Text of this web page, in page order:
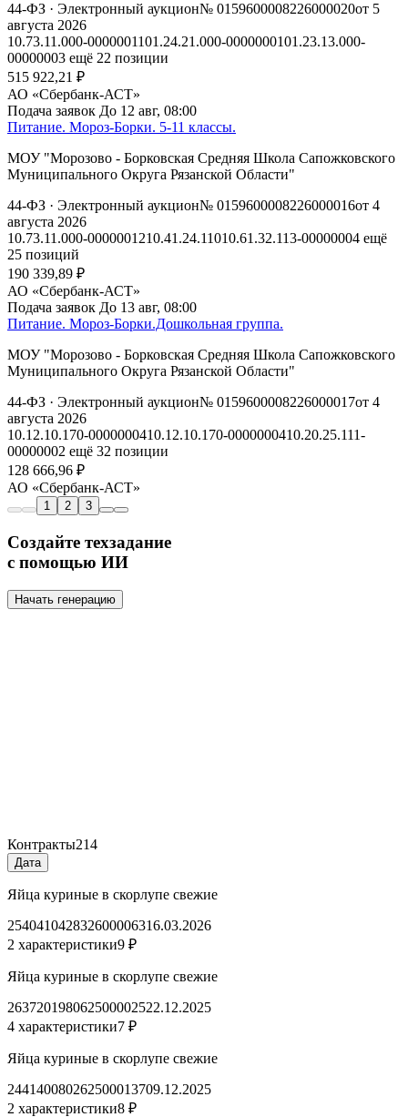
44-ФЗ · Электронный аукцион№ 0159600008226000020от 5
августа 2026
10.73.11.000-0000001101.24.21.000-0000000101.23.13.000-
00000003 ещё 22 позиции
515 922,21 ₽
АО «Сбербанк-АСТ»
Подача заявок До 12 авг, 08:00
Питание. Мороз-Борки. 5-11 классы.
МОУ "Морозово - Борковская Средняя Школа Сапожковского
Муниципального Округа Рязанской Области"
44-ФЗ · Электронный аукцион№ 0159600008226000016от 4
августа 2026
10.73.11.000-0000001210.41.24.11010.61.32.113-00000004 ещё
25 позиций
190 339,89 ₽
АО «Сбербанк-АСТ»
Подача заявок До 13 авг, 08:00
Питание. Мороз-Борки.Дошкольная группа.
МОУ "Морозово - Борковская Средняя Школа Сапожковского
Муниципального Округа Рязанской Области"
44-ФЗ · Электронный аукцион№ 0159600008226000017от 4
августа 2026
10.12.10.170-0000000410.12.10.170-0000000410.20.25.111-
00000002 ещё 32 позиции
128 666,96 ₽
АО «Сбербанк-АСТ»
1 2 3
Создайте техзадание
с помощью ИИ
Начать генерацию
Контракты214
Дата
Яйца куриные в скорлупе свежие
254041042832600006316.03.2026
2 характеристики9 ₽
Яйца куриные в скорлупе свежие
263720198062500002522.12.2025
4 характеристики7 ₽
Яйца куриные в скорлупе свежие
244140080262500013709.12.2025
2 характеристики8 ₽